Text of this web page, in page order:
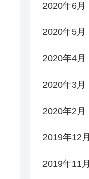
2020年6月
2020年5月
2020年4月
2020年3月
2020年2月
2019年12月
2019年11月